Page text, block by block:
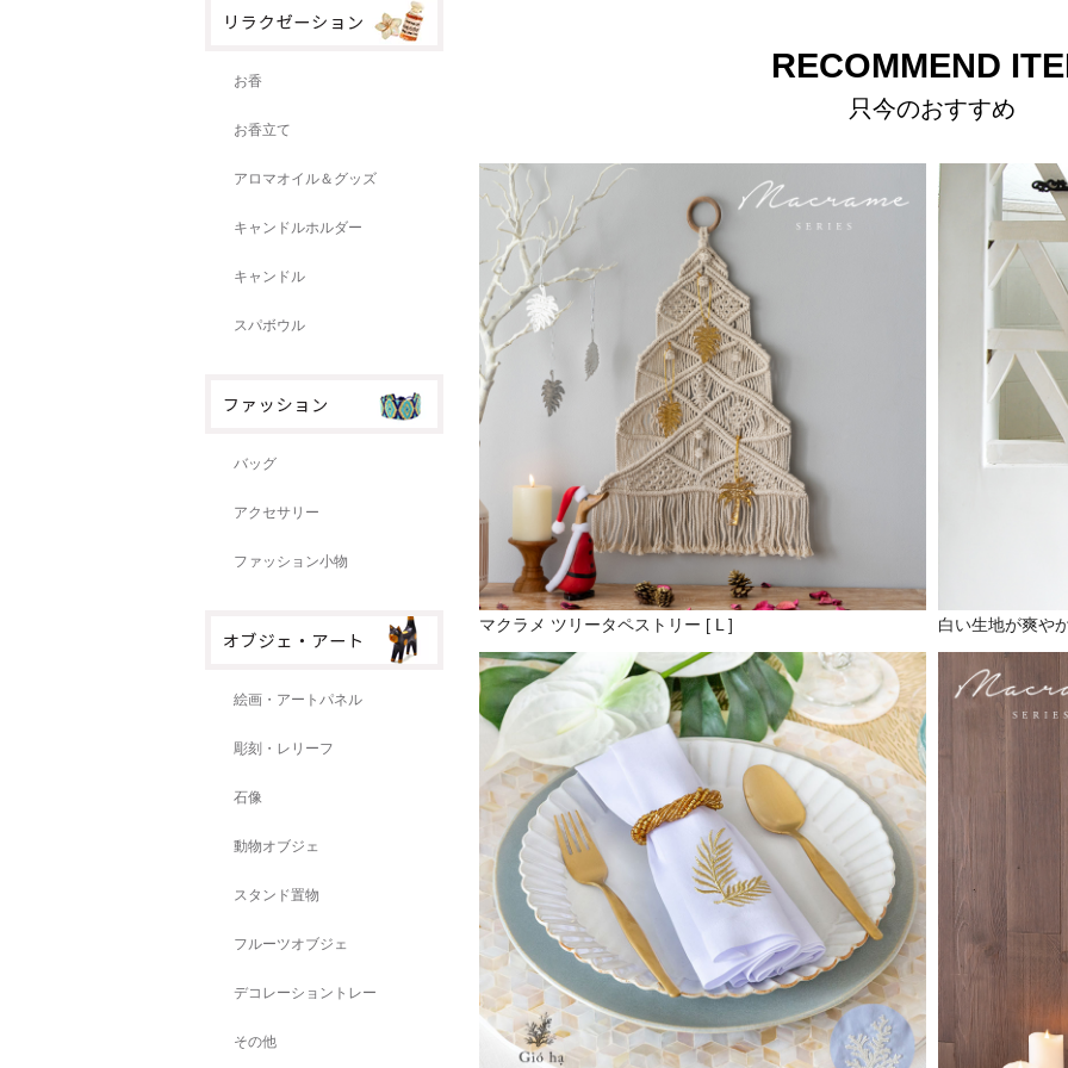
お香
お香立て
アロマオイル＆グッズ
キャンドルホルダー
キャンドル
スパボウル
バッグ
アクセサリー
ファッション小物
絵画・アートパネル
彫刻・レリーフ
石像
動物オブジェ
スタンド置物
フルーツオブジェ
デコレーショントレー
その他
RECOMMEND
只今のおすすめ
マクラメ ツリータペストリー [ L ] 白い生地が爽や